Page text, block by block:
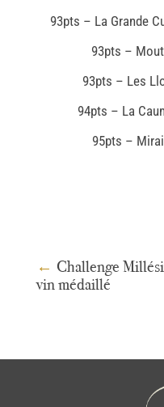
93pts – La Grande
93pts –
93pts – Les
94pts – La
95pts –
← Challenge
vin médaillé